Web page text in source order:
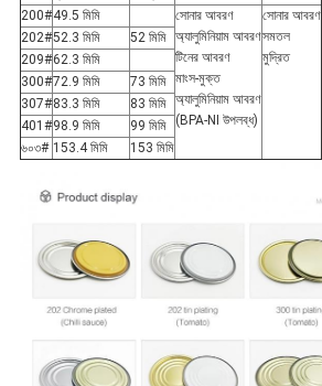
200#49.5 মিমি
সোনার আবরণ
অ্যালুমিনিয়াম আবরণ
টিনের আবরণ
মাংস-মুক্ত
অ্যালুমিনিয়াম আবরণ
(BPA-NI উপলব্ধ)
সোনার আবরণ
সমতল
মুদ্রিত
202#52.3 মিমি
52 মিমি
209#62.3 মিমি
300#72.9 মিমি
73 মিমি
307#83.3 মিমি
83 মিমি
401#98.9 মিমি
99 মিমি
৬০৩# 153.4 মিমি 153 মিমি